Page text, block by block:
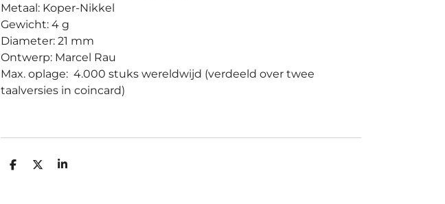
Metaal: Koper-Nikkel
Gewicht: 4 g
Diameter: 21 mm
Ontwerp: Marcel Rau
Max. oplage: 4.000 stuks wereldwijd (verdeeld over twee
taalversies in coincard)
D
D
S